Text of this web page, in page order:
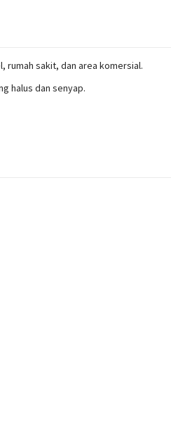
rumah sakit, dan area komersial.
halus dan senyap.